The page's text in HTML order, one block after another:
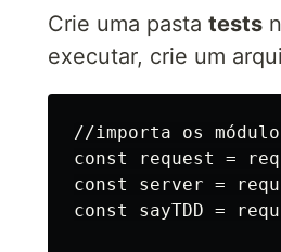
Crie uma pasta tests
executar, crie um
//importa os
const request =
const server =
const sayTDD =